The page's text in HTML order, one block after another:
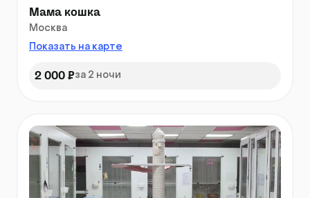
Мама кошка
Москва
Показать на карте
2 000 ₽за 2 ночи